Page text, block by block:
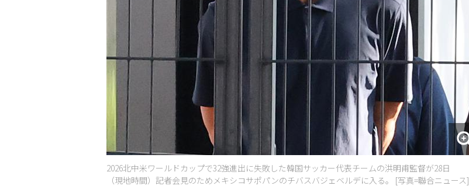
2026北中米ワールドカップで32強進出に失敗した韓国サッカー代表チームの洪明甫監督が28日
（現地時間）記者会見のためメキシコサポパンのチバスバジェベルデに入る。 [写真=聯合ニュース]